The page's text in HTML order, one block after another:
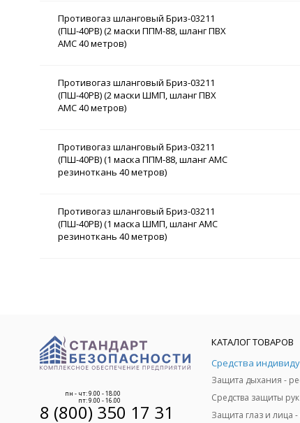
Противогаз шланговый Бриз-03211
(ПШ-40РВ) (2 маски ППМ-88, шланг ПВХ
АМС 40 метров)
Противогаз шланговый Бриз-03211
(ПШ-40РВ) (2 маски ШМП, шланг ПВХ
АМС 40 метров)
Противогаз шланговый Бриз-03211
(ПШ-40РВ) (1 маска ППМ-88, шланг АМС
резиноткань 40 метров)
Противогаз шланговый Бриз-03211
(ПШ-40РВ) (1 маска ШМП, шланг АМС
резиноткань 40 метров)
пн - чт: 9.00 - 18.00
пт: 9.00 - 16.00
8 (800) 350 17 31
КАТАЛОГ ТОВАРОВ
Средства защиты рук